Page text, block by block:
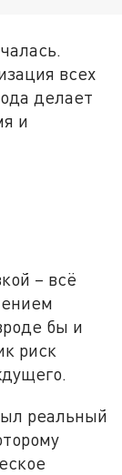
всех
делает
и
– всё
бы и
риск
реальный